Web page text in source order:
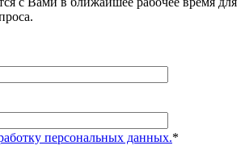
персональных данных.*